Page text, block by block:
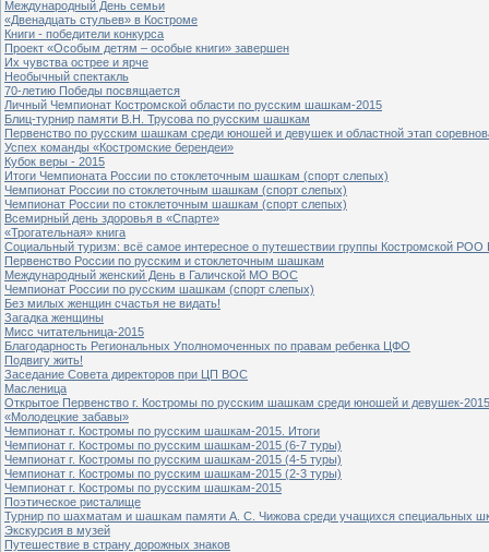
Международный День семьи
«Двенадцать стульев» в Костроме
Книги - победители конкурса
Проект «Особым детям – особые книги» завершен
Их чувства острее и ярче
Необычный спектакль
70-летию Победы посвящается
Личный Чемпионат Костромской области по русским шашкам-2015
Блиц-турнир памяти В.Н. Трусова по русским шашкам
Первенство по русским шашкам среди юношей и девушек и областной этап
Успех команды «Костромские берендеи»
Кубок веры - 2015
Итоги Чемпионата России по стоклеточным шашкам (спорт слепых)
Чемпионат России по стоклеточным шашкам (спорт слепых)
Чемпионат России по стоклеточным шашкам (спорт слепых)
Всемирный день здоровья в «Спарте»
«Трогательная» книга
Социальный туризм: всё самое интересное о путешествии группы Костромской
Первенство России по русским и стоклеточным шашкам
Международный женский День в Галичской МО ВОС
Чемпионат России по русским шашкам (спорт слепых)
Без милых женщин счастья не видать!
Загадка женщины
Мисс читательница-2015
Благодарность Региональных Уполномоченных по правам ребенка ЦФО
Подвигу жить!
Заседание Совета директоров при ЦП ВОС
Масленица
Открытое Первенство г. Костромы по русским шашкам среди юношей и девушек-
«Молодецкие забавы»
Чемпионат г. Костромы по русским шашкам-2015. Итоги
Чемпионат г. Костромы по русским шашкам-2015 (6-7 туры)
Чемпионат г. Костромы по русским шашкам-2015 (4-5 туры)
Чемпионат г. Костромы по русским шашкам-2015 (2-3 туры)
Чемпионат г. Костромы по русским шашкам-2015
Поэтическое ристалище
Турнир по шахматам и шашкам памяти А. С. Чижова среди учащихся специальных
Экскурсия в музей
Путешествие в страну дорожных знаков